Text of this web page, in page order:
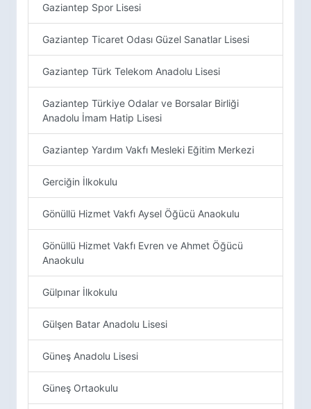
Gaziantep Spor Lisesi
Gaziantep Ticaret Odası Güzel Sanatlar Lisesi
Gaziantep Türk Telekom Anadolu Lisesi
Gaziantep Türkiye Odalar ve Borsalar Birliği
Anadolu İmam Hatip Lisesi
Gaziantep Yardım Vakfı Mesleki Eğitim Merkezi
Gerciğin İlkokulu
Gönüllü Hizmet Vakfı Aysel Öğücü Anaokulu
Gönüllü Hizmet Vakfı Evren ve Ahmet Öğücü
Anaokulu
Gülpınar İlkokulu
Gülşen Batar Anadolu Lisesi
Güneş Anadolu Lisesi
Güneş Ortaokulu